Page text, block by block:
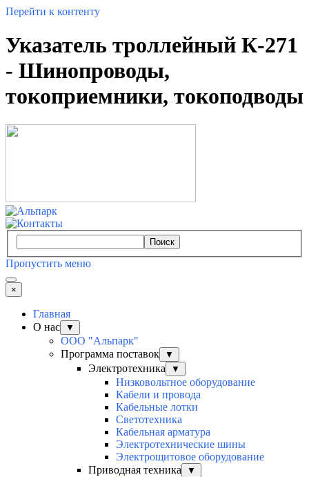
Перейти к контенту
Указатель троллейный К-271
- Шинопроводы,
токоприемники, токоподводы
Поиск
Пропустить меню
×
Главная
О нас
▼
ООО "Альпарк"
Программа поставок
▼
Электротехника ▼
Низковольтное оборудование
Кабели и провода
Кабельные лотки
Светотехника
Кабельная арматура
Электротехнические шины
Электрощитовое оборудование
Приводная техника
▼